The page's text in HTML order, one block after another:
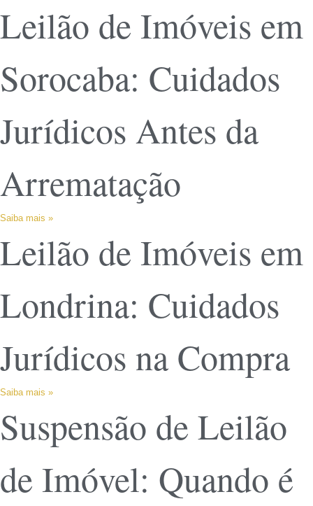
Leilão de Imóveis em
Sorocaba: Cuidados
Jurídicos Antes da
Arrematação
Saiba mais »
Leilão de Imóveis em
Londrina: Cuidados
Jurídicos na Compra
Saiba mais »
Suspensão de Leilão
de Imóvel: Quando é